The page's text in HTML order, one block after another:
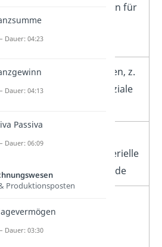
Materialaufwendungen für
Roh-, Hilfs- und
Betriebsstoffe
Personalaufwendungen, z.
B. Löhne, Gehälter, soziale
materielle und immaterielle
Vermögensgegenstände
Aufwendungen, z. B.
Werbeaufwand,
Dauer: 04:23
Dauer: 04:13
Passiva
Dauer: 06:09
Produktionsposten
Dauer: 03:30